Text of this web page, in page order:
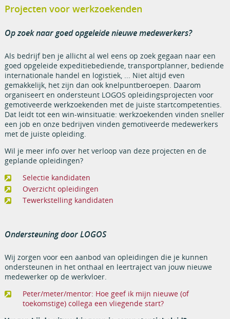
Projecten voor werkzoekenden
Op zoek naar goed opgeleide nieuwe medewerkers?
Als bedrijf ben je allicht al wel eens op zoek gegaan naar een
goed opgeleide expeditiebediende, transportplanner, bediende
internationale handel en logistiek, ... Niet altijd even
gemakkelijk, het zijn dan ook knelpuntberoepen. Daarom
organiseert en ondersteunt LOGOS opleidingsprojecten voor
gemotiveerde werkzoekenden met de juiste startcompetenties.
Dat leidt tot een win-winsituatie: werkzoekenden vinden sneller
een job en onze bedrijven vinden gemotiveerde medewerkers
met de juiste opleiding.
Wil je meer info over het verloop van deze projecten en de
geplande opleidingen?
Selectie kandidaten
Overzicht opleidingen
Tewerkstelling kandidaten
Ondersteuning door LOGOS
Wij zorgen voor een aanbod van opleidingen die je kunnen
ondersteunen in het onthaal en leertraject van jouw nieuwe
medewerker op de werkvloer.
Peter/meter/mentor: Hoe geef ik mijn nieuwe (of
toekomstige) collega een vliegende start?